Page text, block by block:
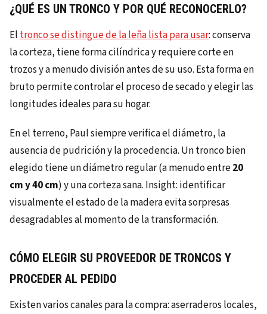
¿QUÉ ES UN TRONCO Y POR QUÉ RECONOCERLO?
El tronco se distingue de la leña lista para usar: conserva
la corteza, tiene forma cilíndrica y requiere corte en
trozos y a menudo división antes de su uso. Esta forma en
bruto permite controlar el proceso de secado y elegir las
longitudes ideales para su hogar.
En el terreno, Paul siempre verifica el diámetro, la
ausencia de pudrición y la procedencia. Un tronco bien
elegido tiene un diámetro regular (a menudo entre20
cm y 40 cm) y una corteza sana. Insight: identificar
visualmente el estado de la madera evita sorpresas
desagradables al momento de la transformación.
CÓMO ELEGIR SU PROVEEDOR DE TRONCOS Y
PROCEDER AL PEDIDO
Existen varios canales para la compra: aserraderos locales,